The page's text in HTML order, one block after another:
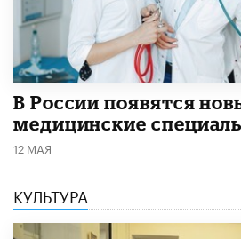
В России появятся
медицинские
12 МАЯ
КУЛЬТУРА